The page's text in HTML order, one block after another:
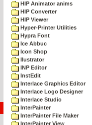
HIP Animator anims
HIP Converter
HIP Viewer
Hyper-Printer Utilities
Hypra Font
Ice Abbuc
Icon Shop
Ilustrator
INP Editor
InstEdit
Interlace Graphics Editor
Interlace Logo Designer
Interlace Studio
InterPainter
InterPainter File Maker
InterPainter View